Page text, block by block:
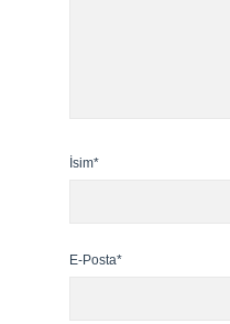
İsim*
E-Posta*